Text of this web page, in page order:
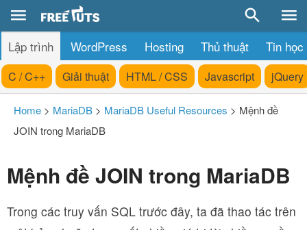
Lập trình WordPress Hosting Thủ thuật Tin học
C / C++ Giải thuật HTML / CSS Javascript jQuery
Home > MariaDB > MariaDB Useful Resources > Mệnh đề
JOIN trong MariaDB
Mệnh đề JOIN trong MariaDB
Trong các truy vấn SQL trước đây, ta đã thao tác trên